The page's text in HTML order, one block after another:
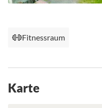
Fitnessraum
Karte